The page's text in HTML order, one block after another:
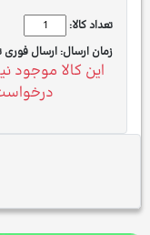
تعداد کالا:
زمان ارسال: ارسال فوری تا 2 روز
این کالا موجود